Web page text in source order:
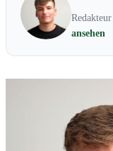
ansehen